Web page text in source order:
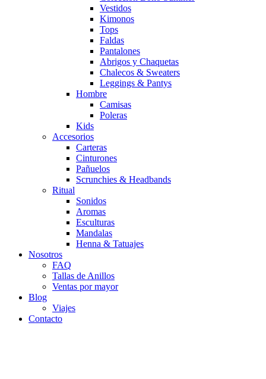
Vestidos
Kimonos
Tops
Faldas
Pantalones
Abrigos y Chaquetas
Chalecos & Sweaters
Leggings & Pantys
Hombre
Camisas
Poleras
Kids
Accesorios
Carteras
Cinturones
Pañuelos
Scrunchies & Headbands
Ritual
Sonidos
Aromas
Esculturas
Mandalas
Henna & Tatuajes
Nosotros
FAQ
Tallas de Anillos
Ventas por mayor
Blog
Viajes
Contacto